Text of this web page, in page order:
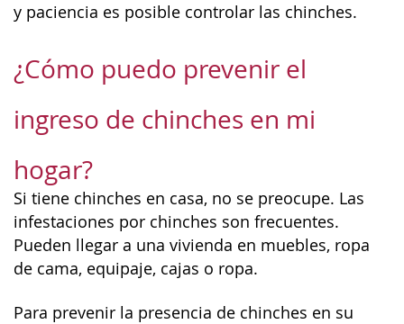
y paciencia es posible controlar las chinches.
¿Cómo puedo prevenir el
ingreso de chinches en mi
hogar?
Si tiene chinches en casa, no se preocupe. Las
infestaciones por chinches son frecuentes.
Pueden llegar a una vivienda en muebles, ropa
de cama, equipaje, cajas o ropa.
Para prevenir la presencia de chinches en su